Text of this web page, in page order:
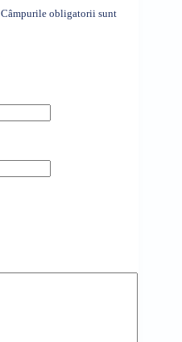
Câmpurile obligatorii sunt